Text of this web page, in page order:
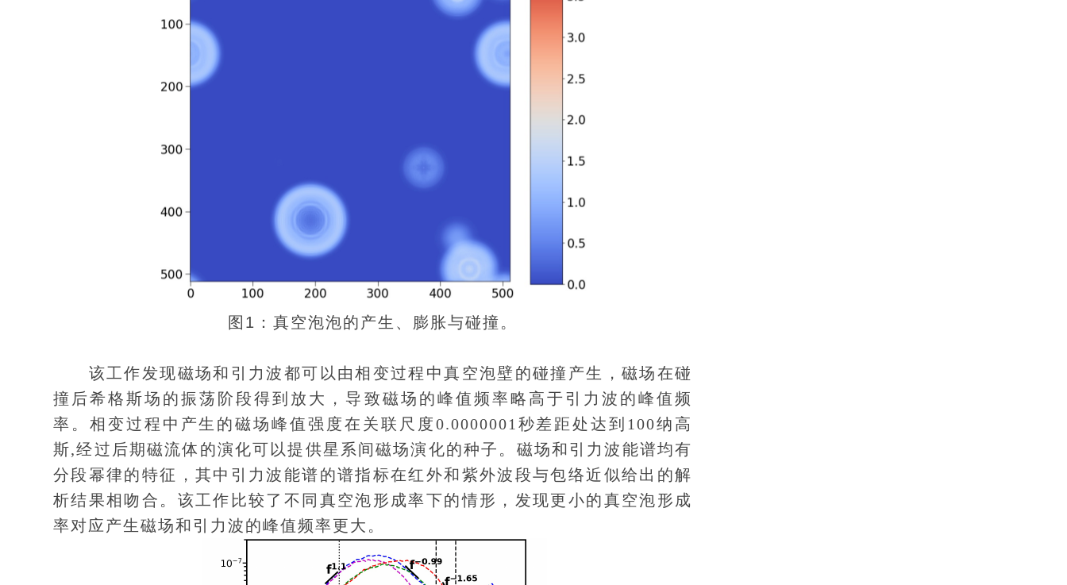
图1：真空泡泡的产生、膨胀与碰撞。
该工作发现磁场和引力波都可以由相变过程中真空泡壁的碰撞产生，磁场在碰
撞后希格斯场的振荡阶段得到放大，导致磁场的峰值频率略高于引力波的峰值频
率。相变过程中产生的磁场峰值强度在关联尺度0.0000001秒差距处达到100纳高
斯,经过后期磁流体的演化可以提供星系间磁场演化的种子。磁场和引力波能谱均有
分段幂律的特征，其中引力波能谱的谱指标在红外和紫外波段与包络近似给出的解
析结果相吻合。该工作比较了不同真空泡形成率下的情形，发现更小的真空泡形成
率对应产生磁场和引力波的峰值频率更大。